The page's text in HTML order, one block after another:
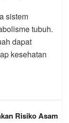
sistem
tubuh.
dapat
kesehatan
Risiko Asam